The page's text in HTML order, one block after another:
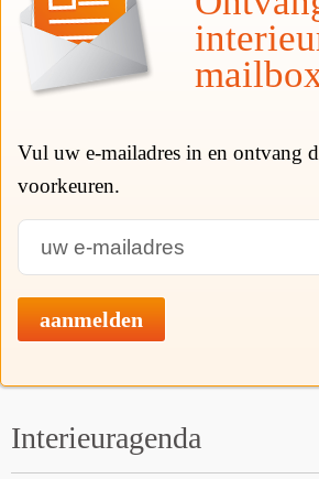
Vul uw e-mailadres in en ontvang
voorkeuren.
aanmelden
Interieuragenda